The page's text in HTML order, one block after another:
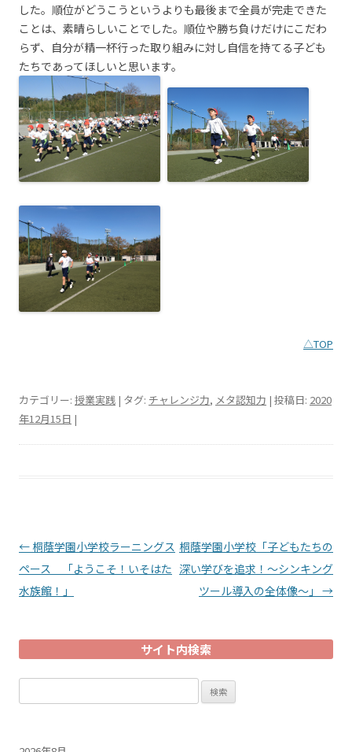
した。順位がどうこうというよりも最後まで全員が完走できた
ことは、素晴らしいことでした。順位や勝ち負けだけにこだわ
らず、自分が精一杯行った取り組みに対し自信を持てる子ども
たちであってほしいと思います。
△TOP
カテゴリー: 授業実践 | タグ: チャレンジ力, メタ認知力 | 投稿日: 2020
年12月15日 |
投稿ナビゲーション
← 桐蔭学園小学校ラーニングス
ペース 「ようこそ！いそはた
水族館！」
桐蔭学園小学校「子どもたちの
深い学びを追求！～シンキング
ツール導入の全体像～」 →
サイト内検索
索: